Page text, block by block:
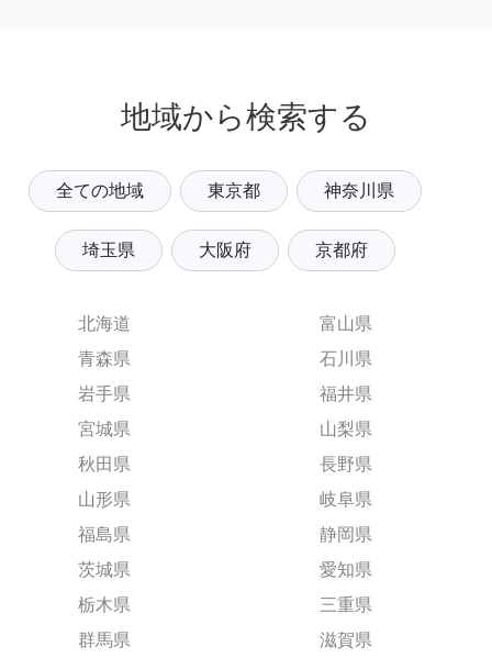
地域から検索する
全ての地域 東京都 神奈川県
埼玉県 大阪府 京都府
北海道
青森県
岩手県
宮城県
秋田県
山形県
福島県
茨城県
栃木県
群馬県
富山県
石川県
福井県
山梨県
長野県
岐阜県
静岡県
愛知県
三重県
滋賀県